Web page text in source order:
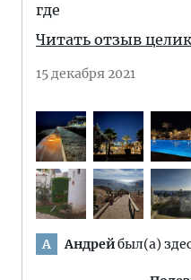
где
Читать отзыв
15 декабря 2021
А Андрейбыл(а)